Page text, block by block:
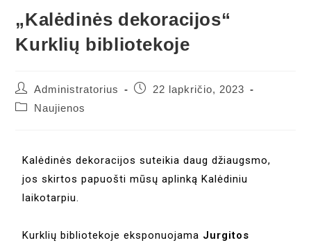
„Kalėdinės dekoracijos“
Kurklių bibliotekoje
Administratorius
22 lapkričio, 2023
Naujienos
Kalėdinės dekoracijos suteikia daug džiaugsmo,
jos skirtos papuošti mūsų aplinką Kalėdiniu
laikotarpiu.
Kurklių bibliotekoje eksponuojama Jurgitos